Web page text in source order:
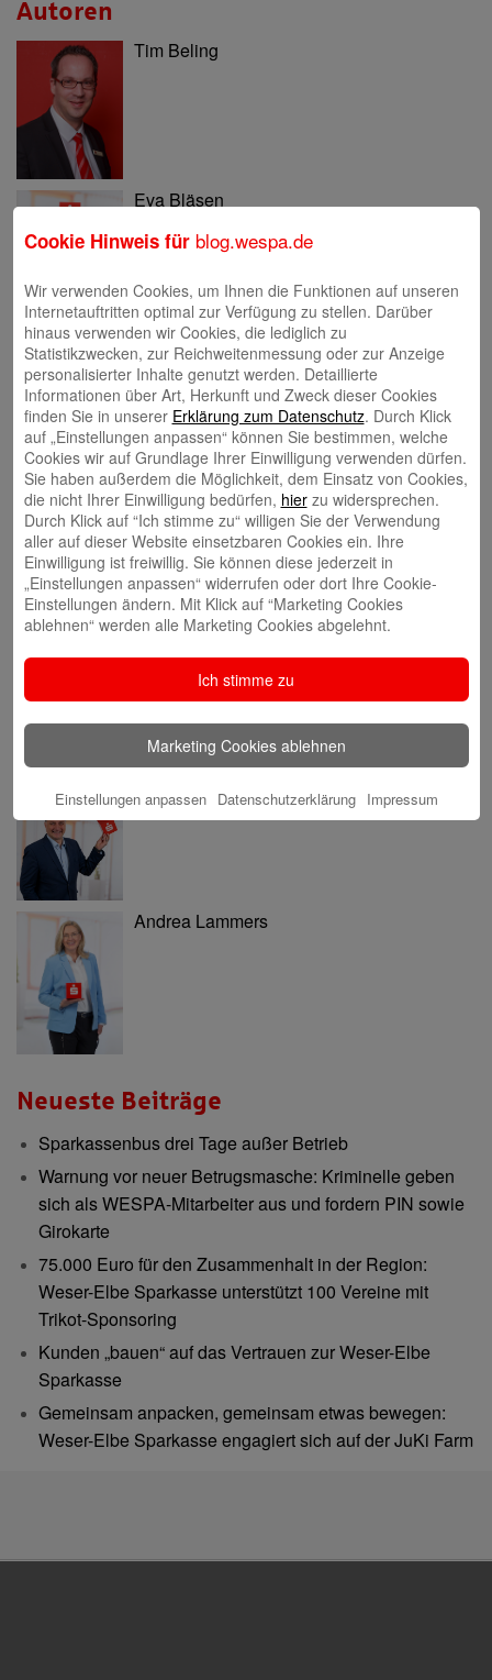
Autoren
Tim Beling
Eva Bläsen
Tina Blatz-Ruhnau
Annette Butzke
Ninia Käckenmester
Nils Katarius
Andrea Lammers
Neueste Beiträge
Sparkassenbus drei Tage außer Betrieb
Warnung vor neuer Betrugsmasche: Kriminelle geben
sich als WESPA-Mitarbeiter aus und fordern PIN sowie
Girokarte
75.000 Euro für den Zusammenhalt in der Region:
Weser-Elbe Sparkasse unterstützt 100 Vereine mit
Trikot-Sponsoring
Kunden „bauen“ auf das Vertrauen zur Weser-Elbe
Sparkasse
Gemeinsam anpacken, gemeinsam etwas bewegen:
Weser-Elbe Sparkasse engagiert sich auf der JuKi Farm
Cookie Hinweis für blog.wespa.de
Wir verwenden Cookies, um Ihnen die Funktionen auf unseren
Internetauftritten optimal zur Verfügung zu stellen. Darüber
hinaus verwenden wir Cookies, die lediglich zu
Statistikzwecken, zur Reichweitenmessung oder zur Anzeige
personalisierter Inhalte genutzt werden. Detaillierte
Informationen über Art, Herkunft und Zweck dieser Cookies
finden Sie in unserer Erklärung zum Datenschutz. Durch Klick
auf „Einstellungen anpassen“ können Sie bestimmen, welche
Cookies wir auf Grundlage Ihrer Einwilligung verwenden dürfen.
Sie haben außerdem die Möglichkeit, dem Einsatz von Cookies,
die nicht Ihrer Einwilligung bedürfen, hierzu widersprechen.
Durch Klick auf “Ich stimme zu“ willigen Sie der Verwendung
aller auf dieser Website einsetzbaren Cookies ein. Ihre
Einwilligung ist freiwillig. Sie können diese jederzeit in
„Einstellungen anpassen“ widerrufen oder dort Ihre Cookie-
Einstellungen ändern. Mit Klick auf “Marketing Cookies
ablehnen“ werden alle Marketing Cookies abgelehnt.
Ich stimme zu
Marketing Cookies ablehnen
Einstellungen anpassen Datenschutzerklärung Impressum